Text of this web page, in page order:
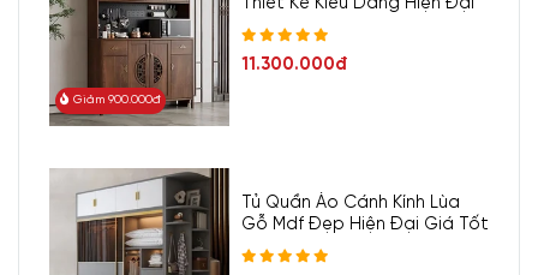
gọn gàng và tiện lợi trong việc sắp xếp và trưng bày các loại thìa,
dĩa và đũa.
Quá trình đứng bếp nhờ đó cũng trở nên nhanh chóng hơn,
tiết kiệm thời gian cho gia đình.
thước giúp sắp xếp ngăn nắp và gọn gàng mọi vật dụng nhà
bếp hợp lý, khoa học. Người dùng cũng được phân loại
thoải mái hơn.
Giảm 900.000đ
11.300.000đ
Tủ Quần Áo Cánh Kính Lùa
Gỗ Mdf Đẹp Hiện Đại Giá Tốt